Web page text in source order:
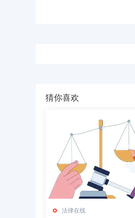
猜你喜欢
法律在线